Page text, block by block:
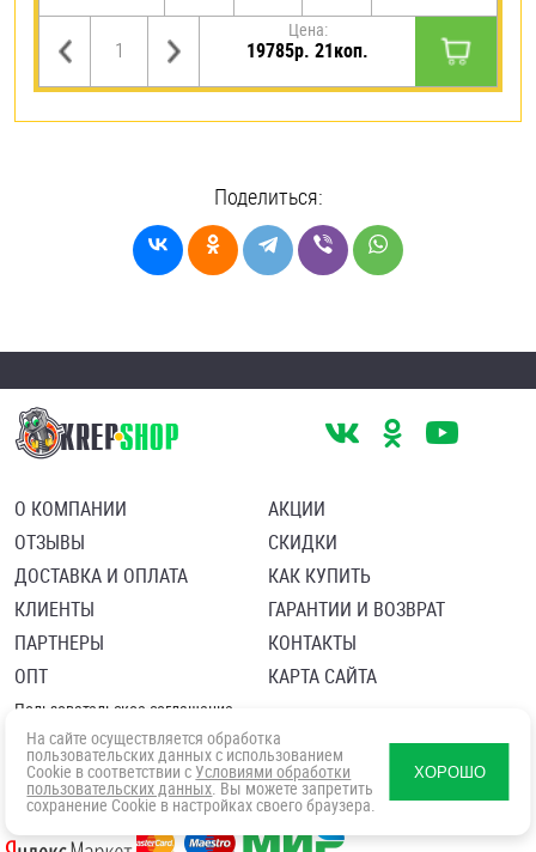
Цена:
19785р. 21коп.
Поделиться:
О КОМПАНИИ
ОТЗЫВЫ
ДОСТАВКА И ОПЛАТА
КЛИЕНТЫ
ПАРТНЕРЫ
ОПТ
АКЦИИ
СКИДКИ
КАК КУПИТЬ
ГАРАНТИИ И ВОЗВРАТ
КОНТАКТЫ
КАРТА САЙТА
Пользовательское соглашение
Политика в отношении обработки персональных данных
Согласие посетителя сайта на обработку персональных данны
На сайте осуществляется обработка
пользовательских данных с использованием
Cookie в соответствии с Условиями обработки
пользовательских данных. Вы можете запретить
сохранение Cookie в настройках своего браузера.
ХОРОШО